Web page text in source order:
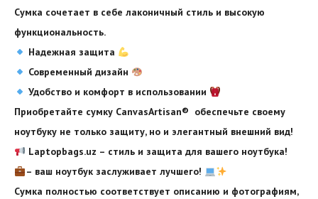
Сумка сочетает в себе лаконичный стиль и высокую
функциональность.
Надежная защита
Современный дизайн
Удобство и комфорт в использовании
Приобретайте сумку CanvasArtisan®️ обеспечьте своему
ноутбуку не только защиту, но и элегантный внешний вид!
Laptopbags.uz – стиль и защита для вашего ноутбука!
– ваш ноутбук заслуживает лучшего!
Сумка полностью соответствует описанию и фотографиям,